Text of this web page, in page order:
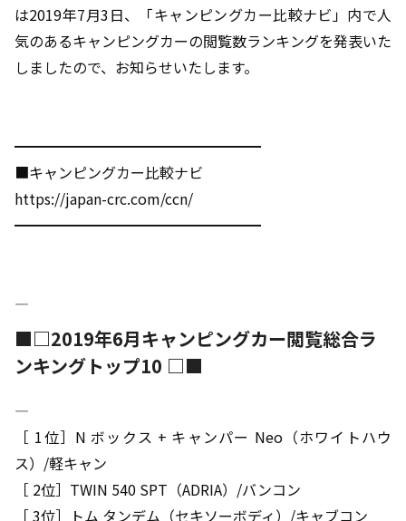
は2019年7月3日、「キャンピングカー比較ナビ」内で人
気のあるキャンピングカーの閲覧数ランキングを発表いた
しましたので、お知らせいたします。
━━━━━━━━━━━━━━━━━
■キャンピングカー比較ナビ
https://japan-crc.com/ccn/
━━━━━━━━━━━━━━━━━
――――――――――――――――――――――――――――――――――――――――
■□2019年6月キャンピングカー閲覧総合ラ
ンキングトップ10 □■
――――――――――――――――――――――――――――――――――――――――
［ 1位］N ボックス + キャンパー Neo（ホワイトハウ
ス）/軽キャン
［ 2位］TWIN 540 SPT（ADRIA）/バンコン
［ 3位］トム タンデム（セキソーボディ）/キャブコン